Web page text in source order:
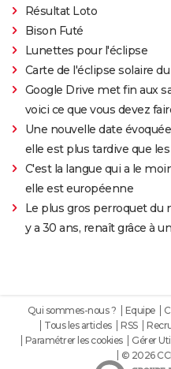
Résultat Loto
Bison Futé
Lunettes pour l'éclipse
Carte de l'éclipse solaire du
Google Drive met fin aux
voici ce que vous devez
Une nouvelle date
elle est plus tardive que
C'est la langue qui a le
elle est européenne
Le plus gros perroquet du
y a 30 ans, renaît grâce à
Qui sommes-nous ? Equipe
Tous les articles
RSS
Paramétrer les cookies
Gérer
© 2026